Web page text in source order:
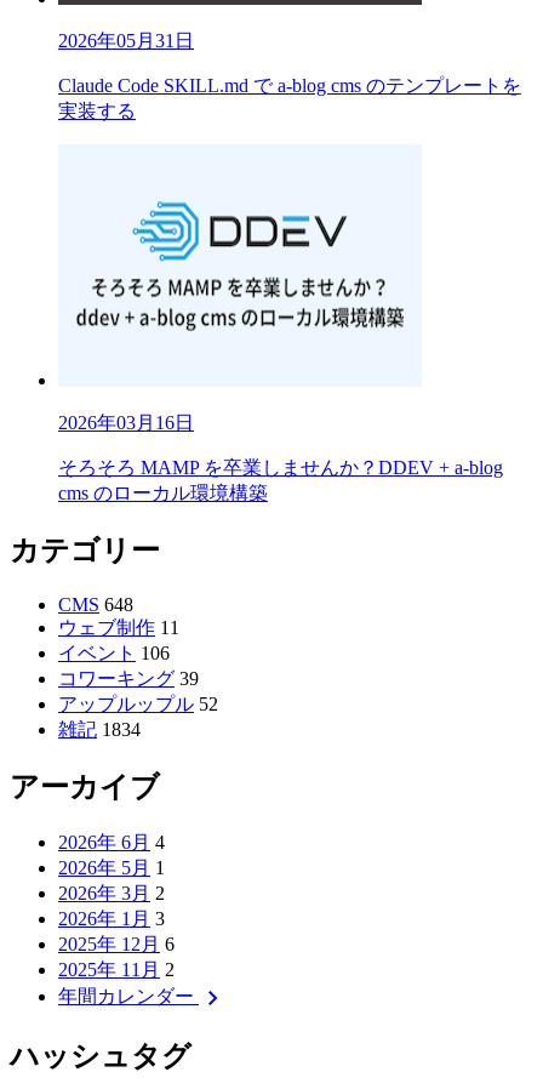
2026年05月31日
Claude Code SKILL.md で a-blog cms のテンプレートを
実装する
2026年03月16日
そろそろ MAMP を卒業しませんか？DDEV + a-blog
cms のローカル環境構築
カテゴリー
CMS 648
ウェブ制作 11
イベント 106
コワーキング 39
アップルップル 52
雑記 1834
アーカイブ
2026年 6月 4
2026年 5月 1
2026年 3月 2
2026年 1月 3
2025年 12月 6
2025年 11月 2
年間カレンダー
chevron_right
ハッシュタグ